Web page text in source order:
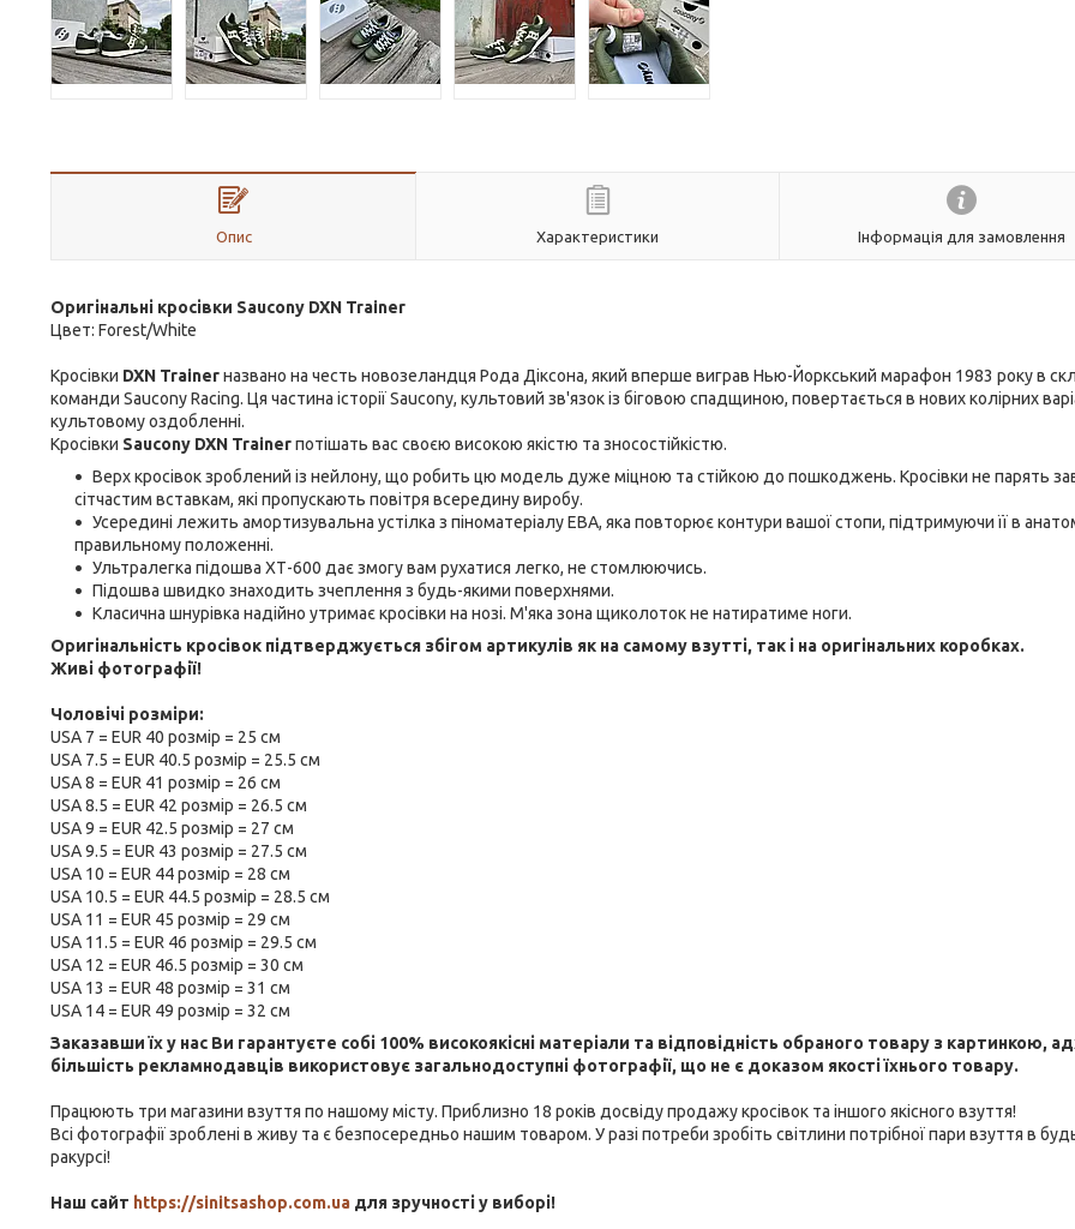
Опис Характеристики Інформація для замовлення
Оригінальні кросівки Saucony DXN Trainer
Цвет: Forest/White
Кросівки DXN Trainerназвано на честь новозеландця Рода Діксона, який вперше виграв Нью-Йоркський марафон 1983 року в
команди Saucony Racing. Ця частина історії Saucony, культовий зв'язок із біговою спадщиною, повертається в нових колірних
культовому оздобленні.
Кросівки Saucony DXN Trainerпотішать вас своєю високою якістю та зносостійкістю.
Верх кросівок зроблений із нейлону, що робить цю модель дуже міцною та стійкою до пошкоджень. Кросівки не парять
сітчастим вставкам, які пропускають повітря всередину виробу.
Усередині лежить амортизувальна устілка з піноматеріалу ЕВА, яка повторює контури вашої стопи, підтримуючи її в
правильному положенні.
Ультралегка підошва ХТ-600 дає змогу вам рухатися легко, не стомлюючись.
Підошва швидко знаходить зчеплення з будь-якими поверхнями.
Класична шнурівка надійно утримає кросівки на нозі. М'яка зона щиколоток не натиратиме ноги.
Оригінальність кросівок підтверджується збігом артикулів як на самому взутті, так і на оригінальних коробках.
Живі фотографії!
Чоловічі розміри:
USA 7 = EUR 40 розмір = 25 см
USA 7.5 = EUR 40.5 розмір = 25.5 см
USA 8 = EUR 41 розмір = 26 см
USA 8.5 = EUR 42 розмір = 26.5 см
USA 9 = EUR 42.5 розмір = 27 см
USA 9.5 = EUR 43 розмір = 27.5 см
USA 10 = EUR 44 розмір = 28 см
USA 10.5 = EUR 44.5 розмір = 28.5 см
USA 11 = EUR 45 розмір = 29 см
USA 11.5 = EUR 46 розмір = 29.5 см
USA 12 = EUR 46.5 розмір = 30 см
USA 13 = EUR 48 розмір = 31 см
USA 14 = EUR 49 розмір = 32 см
Заказавши їх у нас Ви гарантуєте собі 100% високоякісні матеріали та відповідність обраного товару з картинкою,
більшість рекламнодавців використовує загальнодоступні фотографії, що не є доказом якості їхнього товару.
Працюють три магазини взуття по нашому місту. Приблизно 18 років досвіду продажу кросівок та іншого якісного взуття!
Всі фотографії зроблені в живу та є безпосередньо нашим товаром. У разі потреби зробіть світлини потрібної пари взуття в
ракурсі!
Наш сайт https://sinitsashop.com.ua для зручності у виборі!